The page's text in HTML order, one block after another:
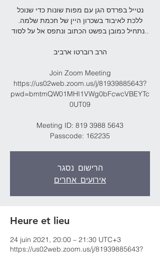
נטייל בפרדס הגן עם מפות שונות כדי שנוכל
ללכת לאיבוד בשכרון היין של חכמת שלמה.
נתחיל כמובן בפשט הכתוב ונתפס אל על לסוד..
הרב רוברטו ארביב
Join Zoom Meeting
https://us02web.zoom.us/j/81939885643?
pwd=bmtmQW01MHI1VWg0bFcwcVBEYTc
0UT09
Meeting ID: 819 3988 5643
Passcode: 162235
הרישום נסגר
אירועים אחרים
Heure et lieu
24 juin 2021, 20:00 – 21:30 UTC+3
https://us02web.zoom.us/j/81939885643?